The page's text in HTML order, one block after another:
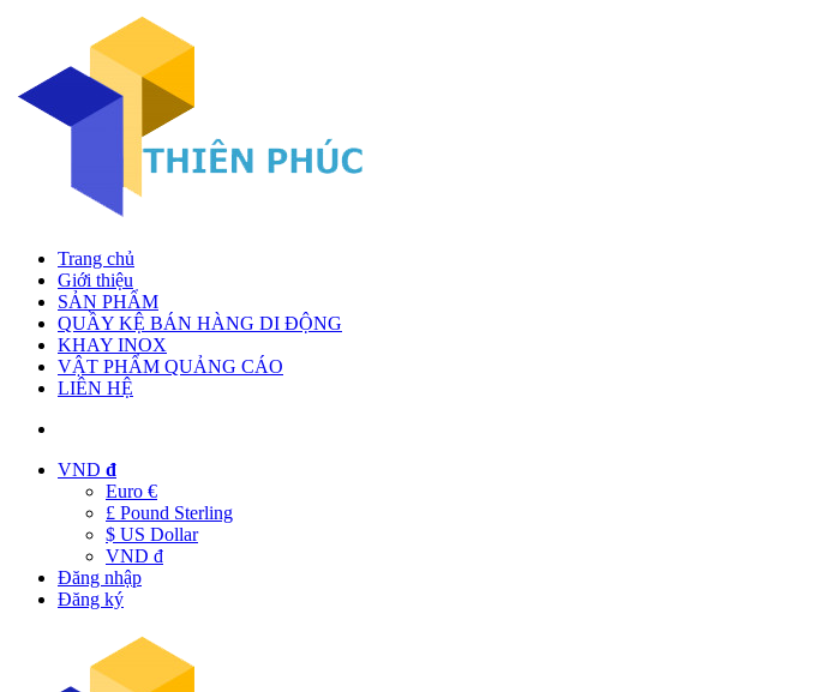
Trang chủ
Giới thiệu
SẢN PHẨM
QUẦY KỆ BÁN HÀNG DI ĐỘNG
KHAY INOX
VẬT PHẨM QUẢNG CÁO
LIÊN HỆ
VND đ
Euro €
£ Pound Sterling
$ US Dollar
VND đ
Đăng nhập
Đăng ký